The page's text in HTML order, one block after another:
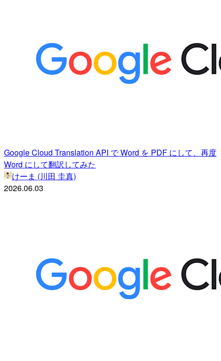
Google Cloud Translation API で Word を PDF にして、再度
Word にして翻訳してみた
けーま (川田 圭真)
2026.06.03